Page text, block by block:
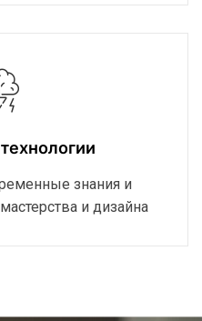
знания и
и дизайна